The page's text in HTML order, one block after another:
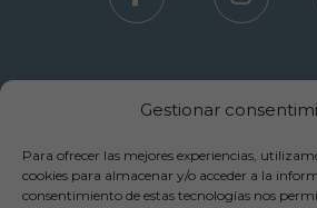
Gestionar
Para ofrecer las mejores experiencias,
cookies para almacenar y/o acceder a la
consentimiento de estas tecnologías nos
Términos Uso - Aviso
-